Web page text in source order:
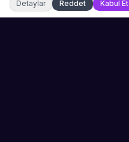
Detaylar
Reddet Kabul Et